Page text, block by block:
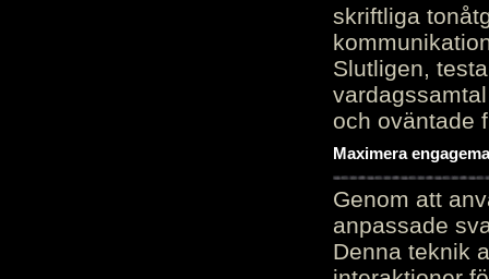
skriftliga
Slutligen,
och oväntade
Maximera
Genom att
anpassade
Denna teknik